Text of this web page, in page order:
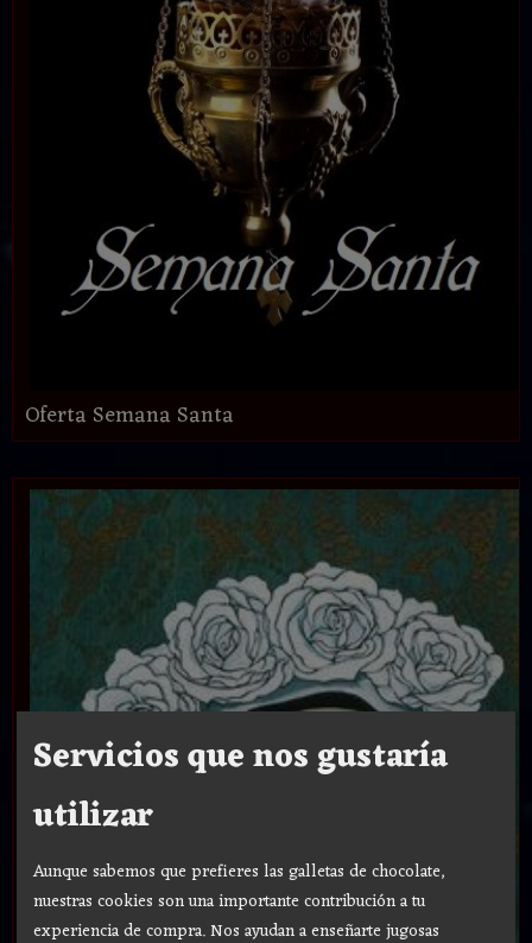
Oferta Semana Santa
Servicios que nos gustaría
utilizar
Aunque sabemos que prefieres las galletas de chocolate,
nuestras cookies son una importante contribución a tu
experiencia de compra. Nos ayudan a enseñarte jugosas